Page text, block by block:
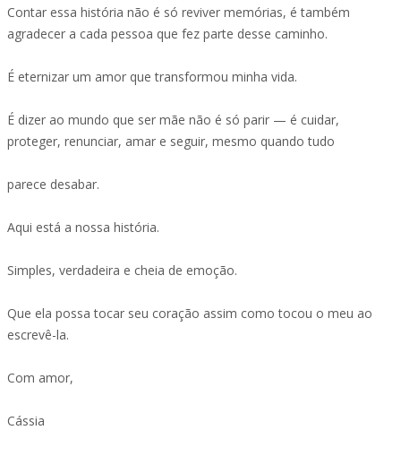
Contar essa história não é só reviver memórias, é também
agradecer a cada pessoa que fez parte desse caminho.
É eternizar um amor que transformou minha vida.
É dizer ao mundo que ser mãe não é só parir — é cuidar,
proteger, renunciar, amar e seguir, mesmo quando tudo
parece desabar.
Aqui está a nossa história.
Simples, verdadeira e cheia de emoção.
Que ela possa tocar seu coração assim como tocou o meu ao
escrevê-la.
Com amor,
Cássia